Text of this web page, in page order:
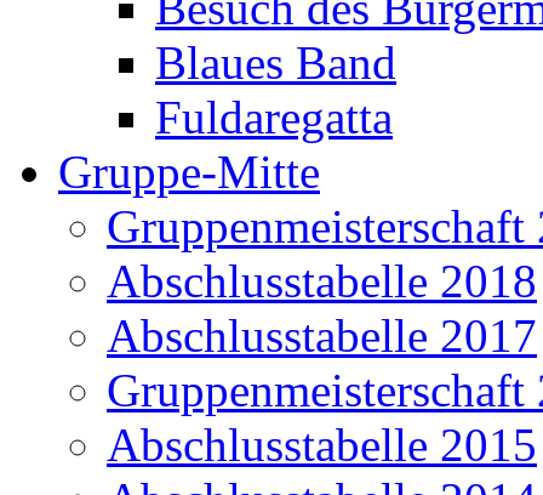
Blaues Band
Fuldaregatta
Gruppe-Mitte
Gruppenmeisterschaft
Abschlusstabelle 2018
Abschlusstabelle 2017
Gruppenmeisterschaft
Abschlusstabelle 2015